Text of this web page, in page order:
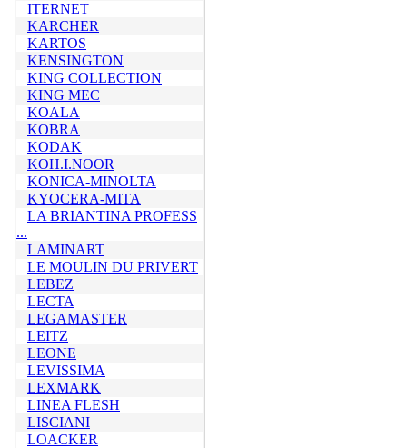
ITERNET
KARCHER
KARTOS
KENSINGTON
KING COLLECTION
KING MEC
KOALA
KOBRA
KODAK
KOH.I.NOOR
KONICA-MINOLTA
KYOCERA-MITA
LA BRIANTINA PROFESS
...
LAMINART
LE MOULIN DU PRIVERT
LEBEZ
LECTA
LEGAMASTER
LEITZ
LEONE
LEVISSIMA
LEXMARK
LINEA FLESH
LISCIANI
LOACKER